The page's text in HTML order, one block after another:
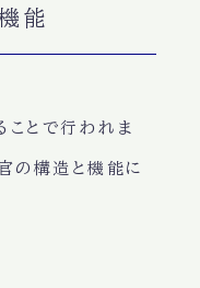
能
ことで行われま
の構造と機能 に